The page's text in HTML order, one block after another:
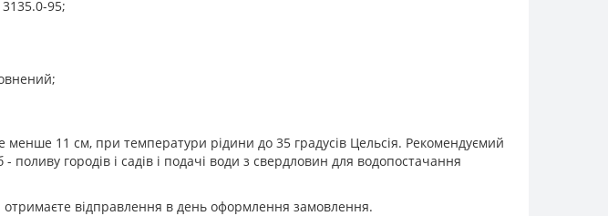
95;
менше 11 см, при температури рідини до 35 градусів Цельсія. Рекомендуємий
городів і садів і подачі води з свердловин для водопостачання
отримаєте відправлення в день оформлення замовлення.